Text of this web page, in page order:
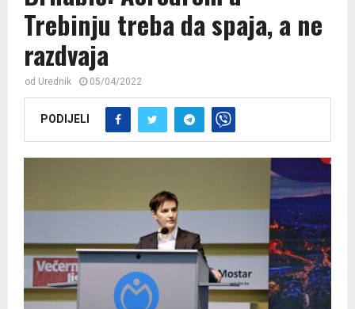
Trebinju treba da spaja, a ne
razdvaja
od Urednik 05/04/2022
PODIJELI